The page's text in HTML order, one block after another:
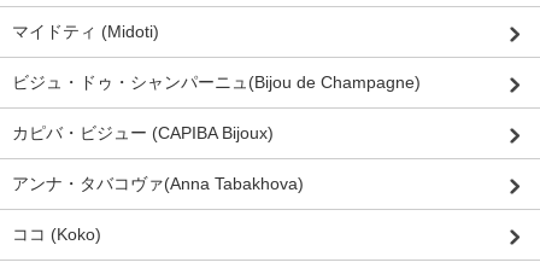
マイドティ (Midoti)
ビジュ・ドゥ・シャンパーニュ(Bijou de Champagne)
カピバ・ビジュー (CAPIBA Bijoux)
アンナ・タバコヴァ(Anna Tabakhova)
ココ (Koko)